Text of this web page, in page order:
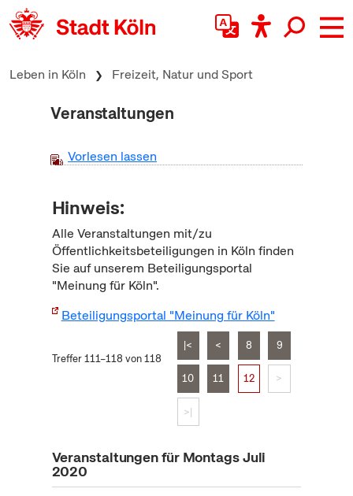
zum Inhalt springen
Leben in Köln Freizeit, Natur und Sport
Veranstaltungen
Vorlesen lassen
Hinweis:
Alle Veranstaltungen mit/zu
Öffentlichkeitsbeteiligungen in Köln finden
Sie auf unserem Beteiligungsportal
"Meinung für Köln".
Beteiligungsportal "Meinung für Köln"
Treffer 111–118 von 118
|< < 8 9
10 11 12 >
>|
Veranstaltungen für Montags Juli
2020